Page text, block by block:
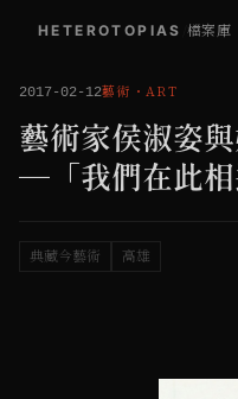
HETEROTOPIAS 檔案庫
2017-02-12藝術 ・ ART
藝術家侯淑姿
─「我們在此相
典藏今藝術 高雄